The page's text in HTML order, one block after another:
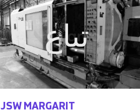
تباع
JSW MARGARIT